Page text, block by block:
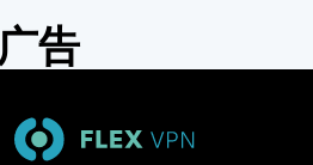
告